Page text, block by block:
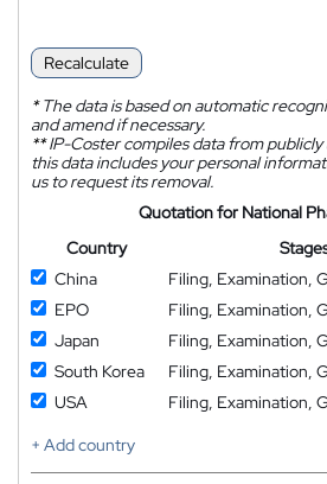
Recalculate
*The data is based on automatic
and amend if necessary.
**IP-Coster compiles data from publicly
this data includes your personal
us to request its removal.
Quotation for National
Country
China
Filing, Examination,
EPO
Filing, Examination,
Japan
Filing, Examination,
South Korea
Filing, Examination,
USA
Filing, Examination,
+ Add country